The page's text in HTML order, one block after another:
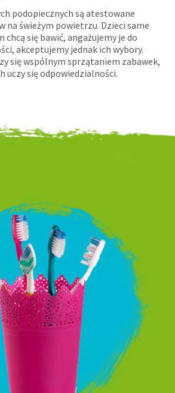
podopiecznych są atestowane
na świeżym powietrzu. Dzieci same
chcą się bawić, angażujemy je do
akceptujemy jednak ich wybory.
się wspólnym sprzątaniem zabawek,
uczy się odpowiedzialności.